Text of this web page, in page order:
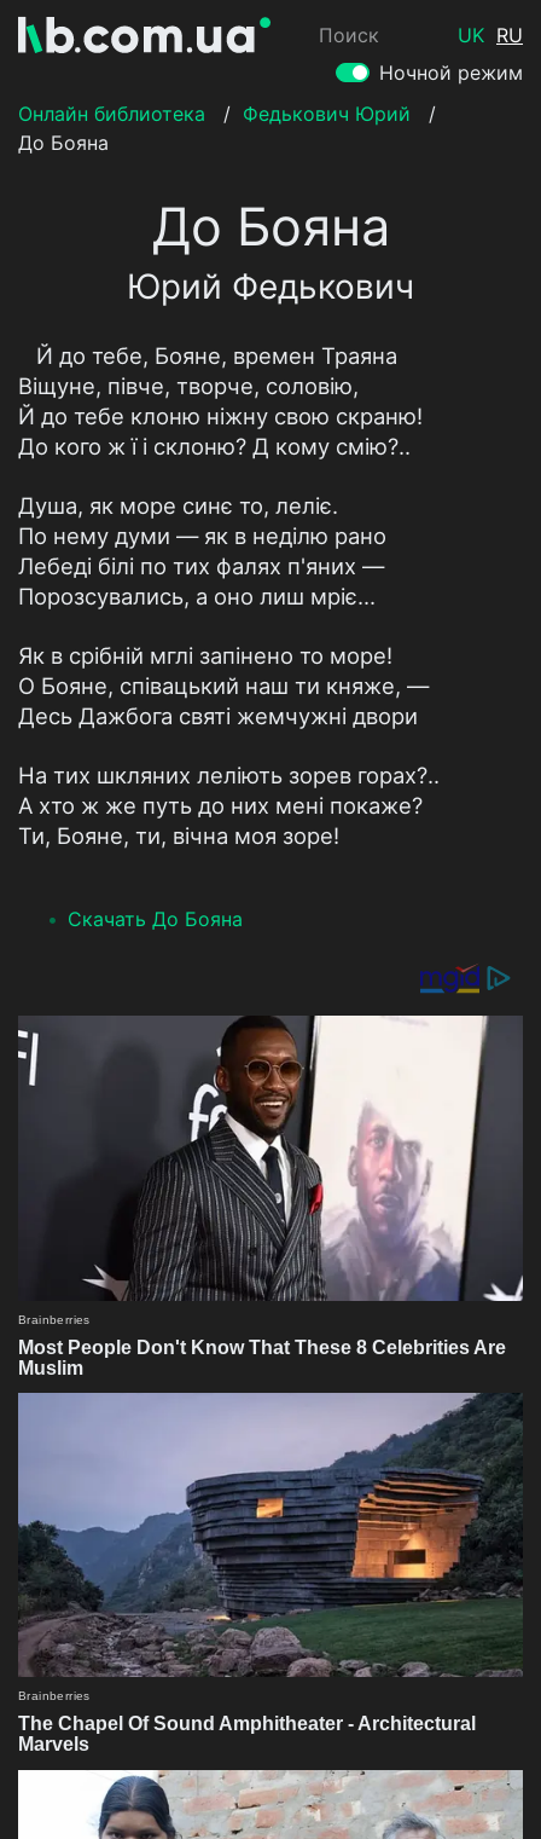
Поиск UK RU
Ночной режим
Онлайн библиотека
/ Федькович Юрий
/
До Бояна
До Бояна
Юрий Федькович
Й до тебе, Бояне, времен Траяна
Віщуне, півче, творче, соловію,
Й до тебе клоню ніжну свою скраню!
До кого ж ї і склоню? Д кому смію?..
Душа, як море синє то, леліє.
По нему думи — як в неділю рано
Лебеді білі по тих фалях п'яних —
Порозсувались, а оно лиш мріє...
Як в срібній мглі запінено то море!
О Бояне, співацький наш ти княже, —
Десь Дажбога святі жемчужні двори
На тих шкляних леліють зорев горах?..
А хто ж же путь до них мені покаже?
Ти, Бояне, ти, вічна моя зоре!
Скачать До Бояна